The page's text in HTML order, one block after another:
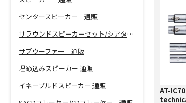
センタースピーカー 通販
サラウンドスピーカーセット/シアターバー 通販
サブウーファー 通販
埋め込みスピーカー 通販
イネーブルドスピーカー 通販
AT-